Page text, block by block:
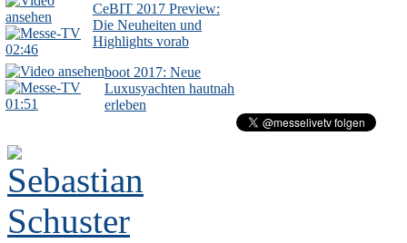
02:46
CeBIT 2017 Preview:
Die Neuheiten und
Highlights vorab
01:51
boot 2017: Neue
Luxusyachten hautnah
erleben